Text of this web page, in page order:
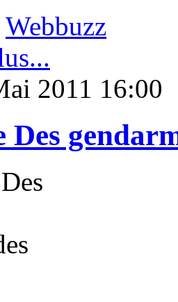
Webbuzz
2011 16:00
Des